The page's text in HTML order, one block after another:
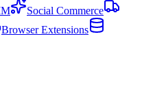
Social Commerce
Browser Extensions